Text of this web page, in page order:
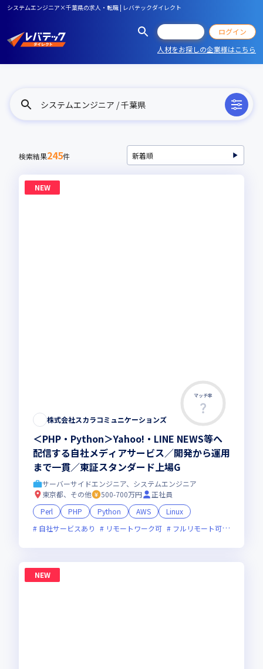
システムエンジニア×千葉県の求人・転職 | レバテックダイレクト
ログイン
人材をお探しの企業様はこちら
システムエンジニア / 千葉県
検索結果245件
NEW
マッチ率
株式会社スカラコミュニケーションズ
＜PHP・Python＞Yahoo!・LINE NEWS等へ
配信する自社メディアサービス／開発から運用
まで一貫／東証スタンダード上場G
サーバーサイドエンジニア、システムエンジニア
東京都、その他
500-700万円
正社員
Perl
PHP Python AWS
Linux
自社サービスあり
リモートワーク可 フルリモート可
NEW